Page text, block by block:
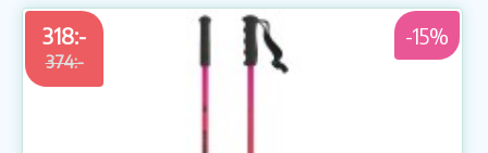
318:-
374:-
-15%